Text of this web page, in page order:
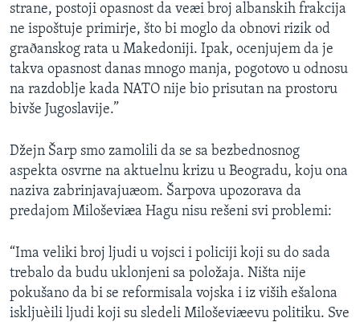
strane, postoji opasnost da veæi broj albanskih frakcija
ne ispoštuje primirje, što bi moglo da obnovi rizik od
graðanskog rata u Makedoniji. Ipak, ocenjujem da je
takva opasnost danas mnogo manja, pogotovo u odnosu
na razdoblje kada NATO nije bio prisutan na prostoru
bivše Jugoslavije.”
Džejn Šarp smo zamolili da se sa bezbednosnog
aspekta osvrne na aktuelnu krizu u Beogradu, koju ona
naziva zabrinjavajuæom. Šarpova upozorava da
predajom Miloševiæa Hagu nisu rešeni svi problemi:
“Ima veliki broj ljudi u vojsci i policiji koji su do sada
trebalo da budu uklonjeni sa položaja. Ništa nije
pokušano da bi se reformisala vojska i iz viših ešalona
iskljuèili ljudi koji su sledeli Miloševiæevu politiku. Sve